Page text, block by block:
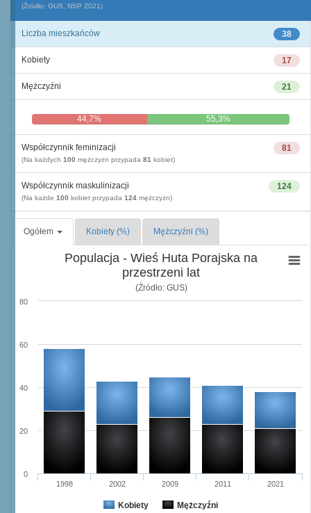
(Źródło: GUS, NSP 2021)
38
Liczba mieszkańców
17
Kobiety
21
Mężczyźni
44,7% 55,3%
81
Współczynnik feminizacji
(Na każdych 100 mężczyzn przypada 81 kobiet)
124
Współczynnik maskulinizacji
(Na każde 100 kobiet przypada 124 mężczyzn)
Ogółem Kobiety (%) Mężczyźni (%)
Populacja - Wieś Huta Porajska na
przestrzeni lat
(Źródło: GUS)
Kobiety Mężczyźni
1998 2002 2009 2011 2021
0
20
40
60
80